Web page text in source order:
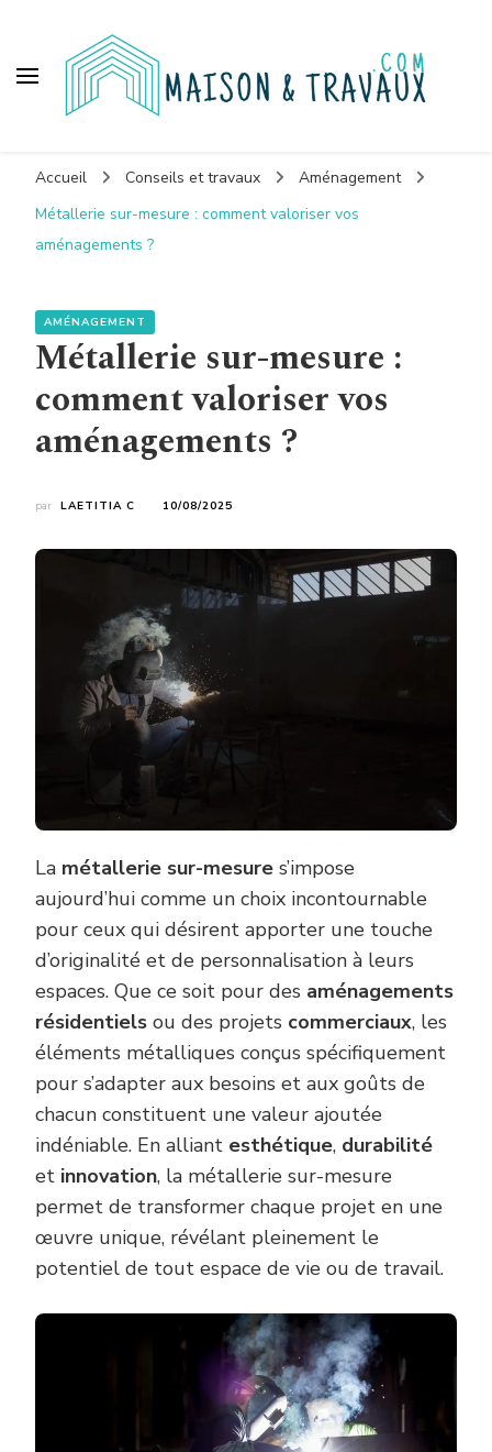
Accueil Conseils et travaux
Aménagement
Métallerie sur-mesure : comment valoriser vos
aménagements ?
AMÉNAGEMENT
Métallerie sur-mesure :
comment valoriser vos
aménagements ?
par LAETITIA C 10/08/2025
La métallerie sur-mesure s’impose
aujourd’hui comme un choix incontournable
pour ceux qui désirent apporter une touche
d’originalité et de personnalisation à leurs
espaces. Que ce soit pour des aménagements
résidentiels ou des projets commerciaux, les
éléments métalliques conçus spécifiquement
pour s’adapter aux besoins et aux goûts de
chacun constituent une valeur ajoutée
indéniable. En alliant esthétique, durabilité
et innovation, la métallerie sur-mesure
permet de transformer chaque projet en une
œuvre unique, révélant pleinement le
potentiel de tout espace de vie ou de travail.